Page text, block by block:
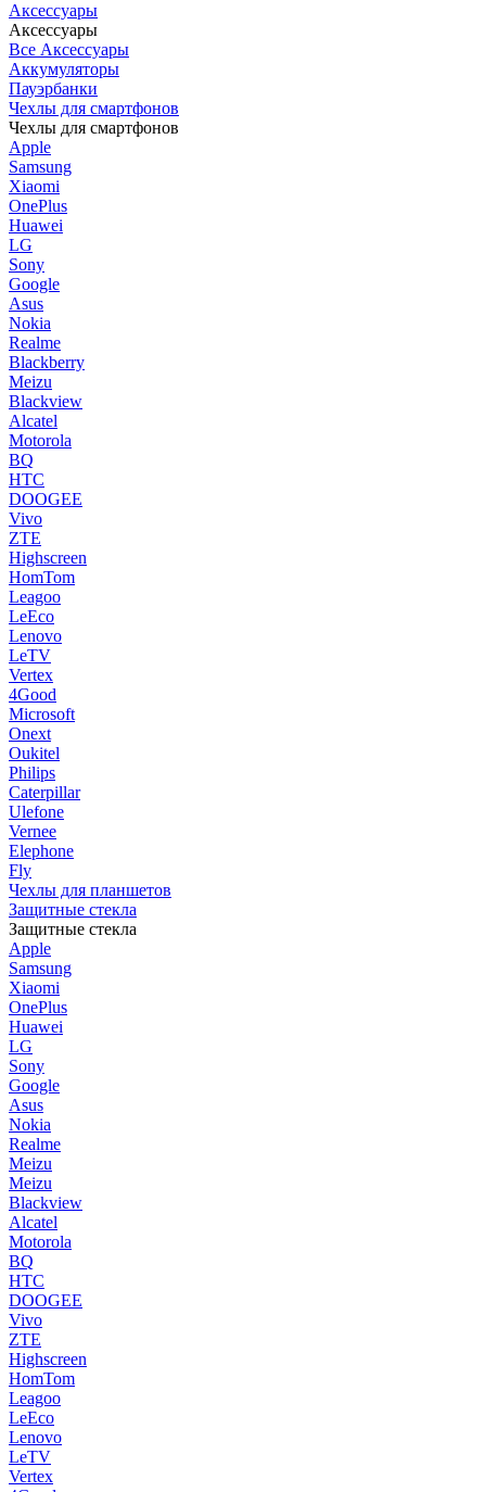
Аксессуары
Аксессуары
Все Аксессуары
Аккумуляторы
Пауэрбанки
Чехлы для смартфонов
Чехлы для смартфонов
Apple
Samsung
Xiaomi
OnePlus
Huawei
LG
Sony
Google
Asus
Nokia
Realme
Blackberry
Meizu
Blackview
Alcatel
Motorola
BQ
HTC
DOOGEE
Vivo
ZTE
Highscreen
HomTom
Leagoo
LeEco
Lenovo
LeTV
Vertex
4Good
Microsoft
Onext
Oukitel
Philips
Caterpillar
Ulefone
Vernee
Elephone
Fly
Чехлы для планшетов
Защитные стекла
Защитные стекла
Apple
Samsung
Xiaomi
OnePlus
Huawei
LG
Sony
Google
Asus
Nokia
Realme
Meizu
Meizu
Blackview
Alcatel
Motorola
BQ
HTC
DOOGEE
Vivo
ZTE
Highscreen
HomTom
Leagoo
LeEco
Lenovo
LeTV
Vertex